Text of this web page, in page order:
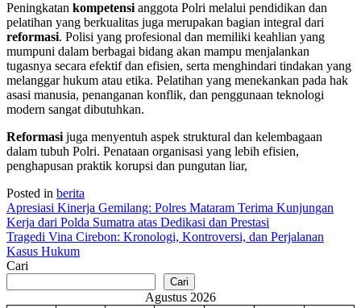
Peningkatan kompetensianggota Polri melalui pendidikan dan
pelatihan yang berkualitas juga merupakan bagian integral dari
reformasi. Polisi yang profesional dan memiliki keahlian yang
mumpuni dalam berbagai bidang akan mampu menjalankan
tugasnya secara efektif dan efisien, serta menghindari tindakan yang
melanggar hukum atau etika. Pelatihan yang menekankan pada hak
asasi manusia, penanganan konflik, dan penggunaan teknologi
modern sangat dibutuhkan.
Reformasijuga menyentuh aspek struktural dan kelembagaan
dalam tubuh Polri. Penataan organisasi yang lebih efisien,
penghapusan praktik korupsi dan pungutan liar,
Posted in berita
Navigasi
pos
Apresiasi Kinerja Gemilang: Polres Mataram Terima Kunjungan
Kerja dari Polda Sumatra atas Dedikasi dan Prestasi
Tragedi Vina Cirebon: Kronologi, Kontroversi, dan Perjalanan
Kasus Hukum
Cari
Cari
Agustus 2026